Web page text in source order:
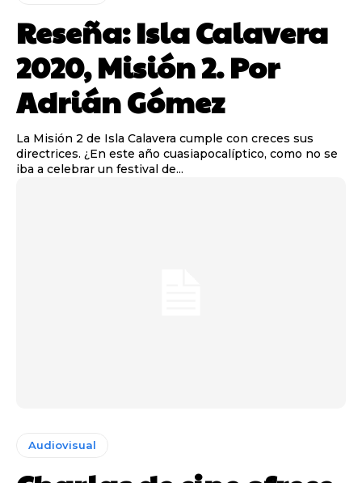
Reseña: Isla Calavera
2020, Misión 2. Por
Adrián Gómez
La Misión 2 de Isla Calavera cumple con creces sus
directrices. ¿En este año cuasiapocalíptico, como no se
iba a celebrar un festival de...
Audiovisual